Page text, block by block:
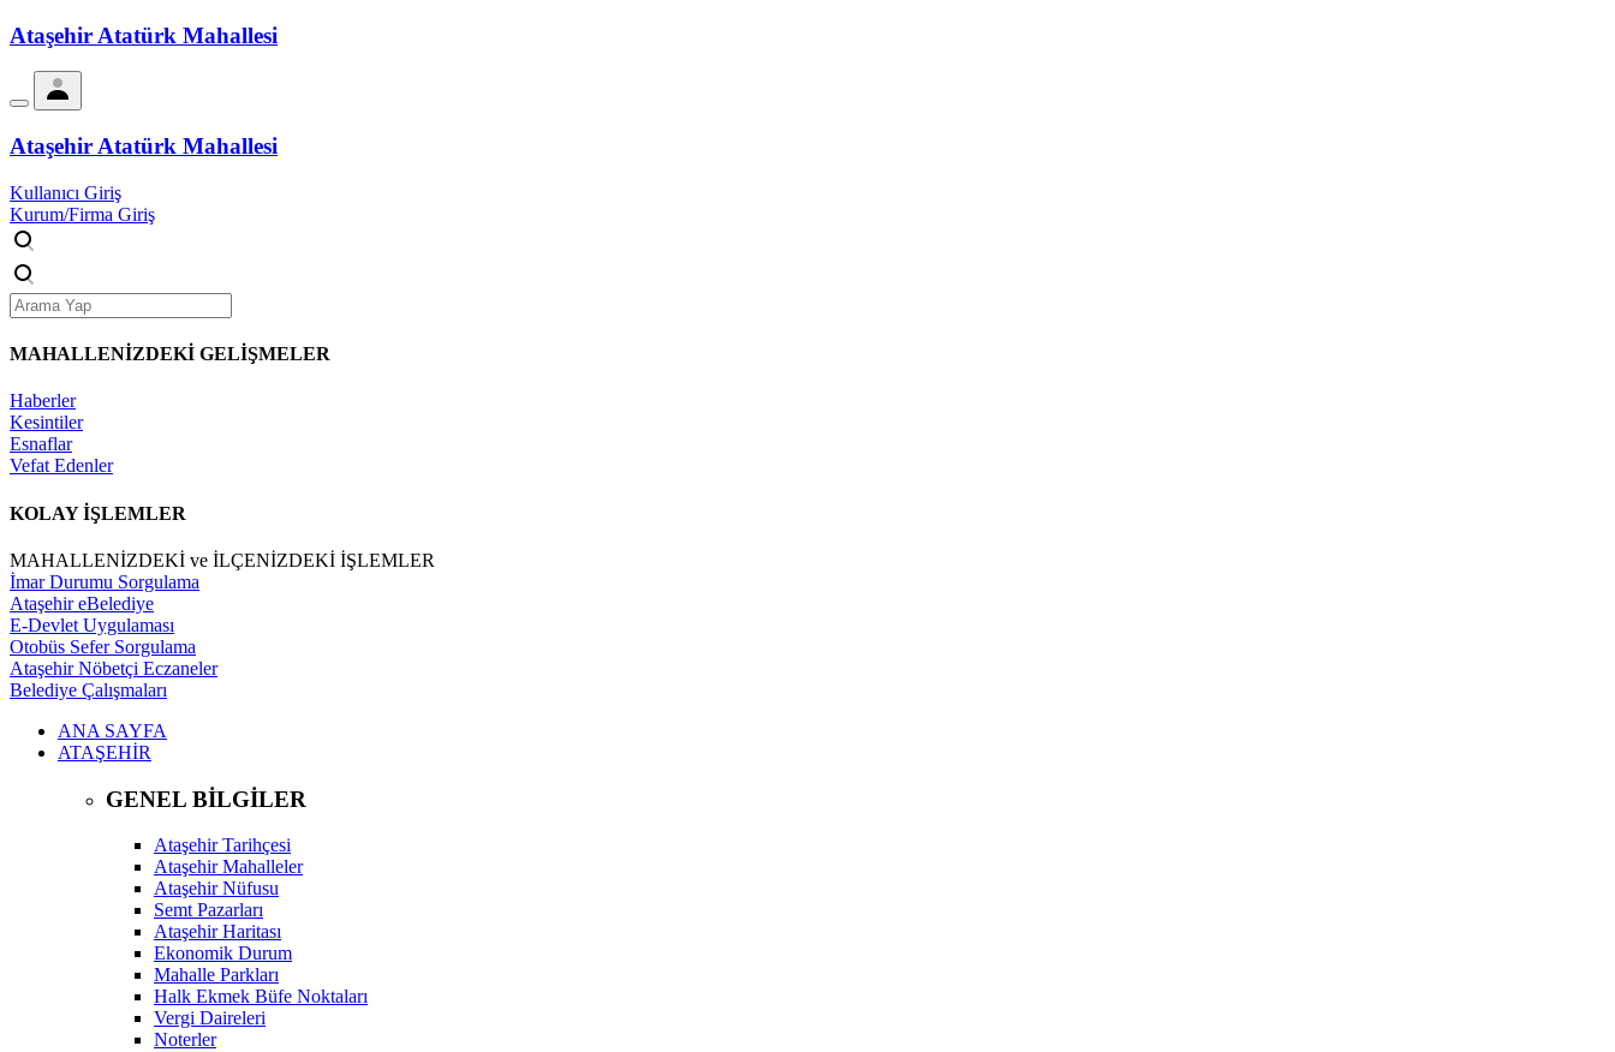
Ataşehir Atatürk Mahallesi
Ataşehir Atatürk Mahallesi
Kullanıcı Giriş
Kurum/Firma Giriş
MAHALLENİZDEKİ GELİŞMELER
Haberler
Kesintiler
Esnaflar
Vefat Edenler
KOLAY İŞLEMLER
MAHALLENİZDEKİ ve İLÇENİZDEKİ İŞLEMLER
İmar Durumu Sorgulama
Ataşehir eBelediye
E-Devlet Uygulaması
Otobüs Sefer Sorgulama
Ataşehir Nöbetçi Eczaneler
Belediye Çalışmaları
ANA SAYFA
ATAŞEHİR
GENEL BİLGİLER
Ataşehir Tarihçesi
Ataşehir Mahalleler
Ataşehir Nüfusu
Semt Pazarları
Ataşehir Haritası
Ekonomik Durum
Mahalle Parkları
Halk Ekmek Büfe Noktaları
Vergi Daireleri
Noterler